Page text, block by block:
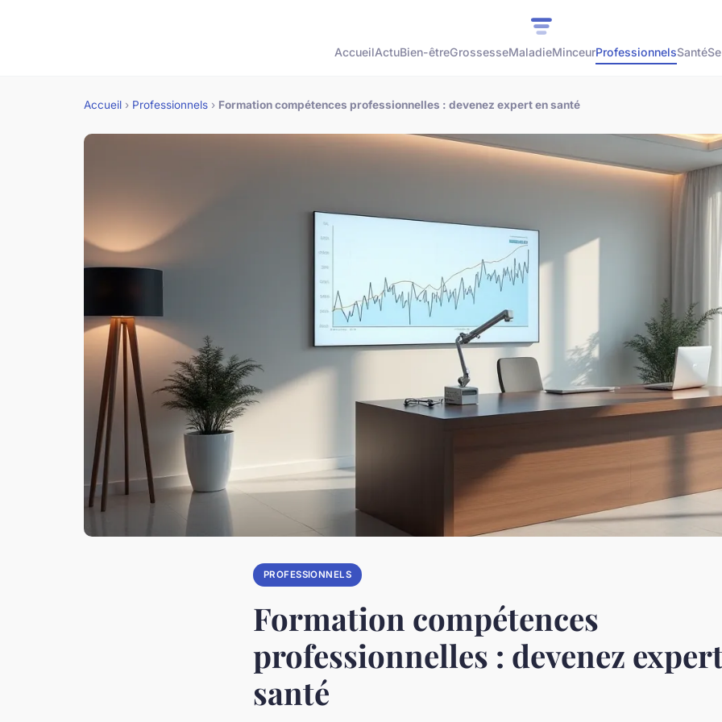
AccueilActuBien-êtreGrossesseMaladieMinceurProfessionnelsSanté
Accueil › Professionnels › Formation compétences professionnelles : devenez expert en santé
PROFESSIONNELS
Formation compétences
professionnelles : devenez
santé